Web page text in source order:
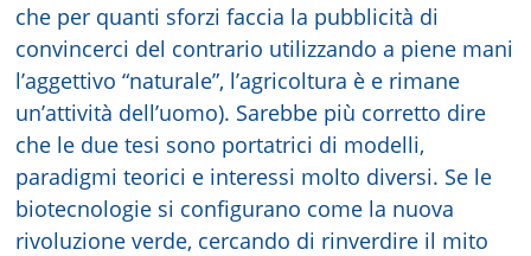
che per quanti sforzi faccia la pubblicità di
convincerci del contrario utilizzando a piene mani
l’aggettivo “naturale”, l’agricoltura è e rimane
un’attività dell’uomo). Sarebbe più corretto dire
che le due tesi sono portatrici di modelli,
paradigmi teorici e interessi molto diversi. Se le
biotecnologie si configurano come la nuova
rivoluzione verde, cercando di rinverdire il mito